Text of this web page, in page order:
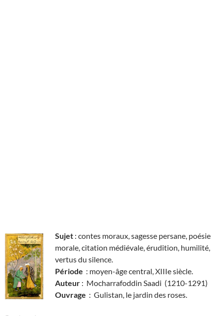
Sujet : contes moraux, sagesse persane, poésie
morale, citation médiévale, érudition, humilité,
vertus du silence.
Période : moyen-âge central, XIIIe siècle.
Auteur : Mocharrafoddin Saadi (1210-1291)
Ouvrage : Gulistan, le jardin des roses.